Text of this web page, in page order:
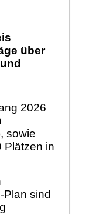
über
2026
sowie
Plätzen in
Plan sind